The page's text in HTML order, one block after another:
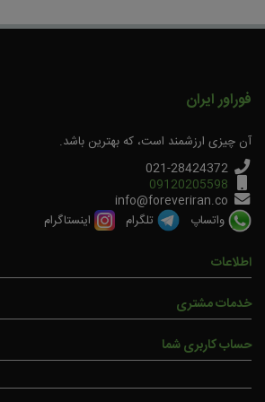
مهمان – تاریخ نامعتبر
خیر محصول فوراور به دلیل وجود
عربی به زبان عربی روی محصولات نیز
محصول متعلق به فوراور لیوینگ آمریکا
Neda Hashempour
خیلی عالیه این محصول
نظر لطف شماست.
فوراور ایران
آن چیزی ارزشمند است، که بهترین باشد.
021-28424372
09120205598
info@foreveriran.co
واتساپ
تلگرام اینستاگرام
اطلاعات
خدمات مشتری
حساب کاربری شما